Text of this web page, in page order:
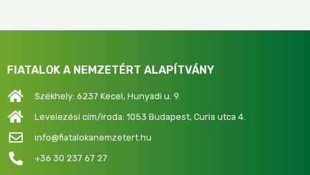
FIATALOK A NEMZETÉRT ALAPÍTVÁNY
Székhely: 6237 Kecel, Hunyadi u. 9.
Levelezési cím/iroda: 1053 Budapest, Curia utca 4.
info@fiatalokanemzetert.hu
+36 30 237 67 27